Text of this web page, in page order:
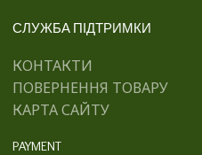
СЛУЖБА ПІДТРИМКИ
КОНТАКТИ
ПОВЕРНЕННЯ ТОВАРУ
КАРТА САЙТУ
PAYMENT